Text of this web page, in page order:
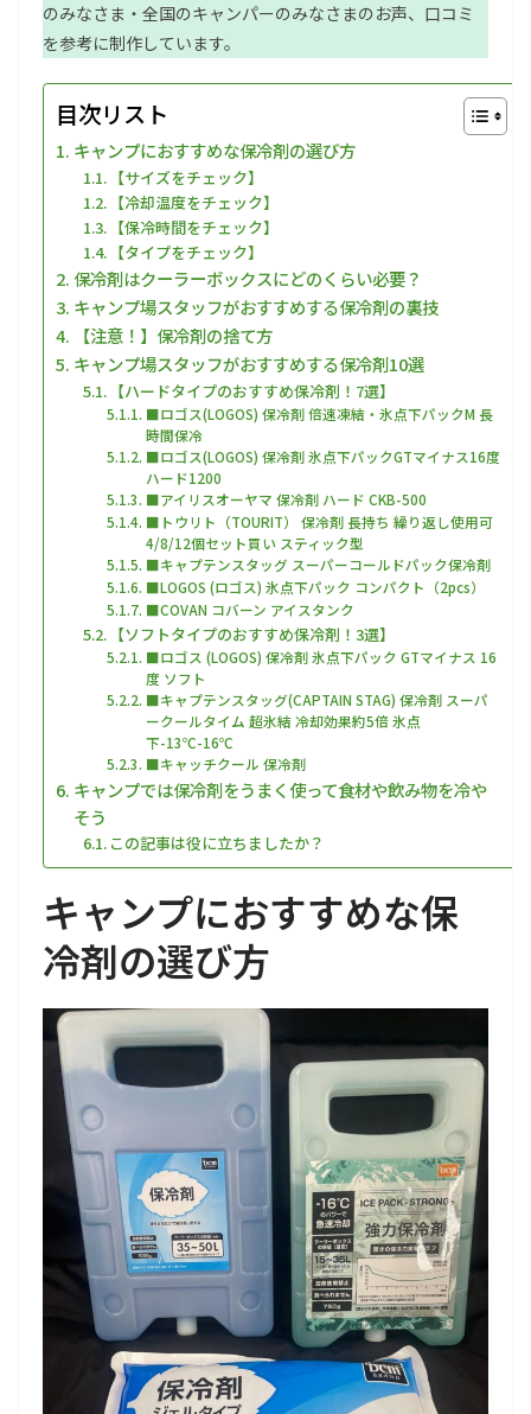
のみなさま・全国のキャンパーのみなさまのお声、口コミ
を参考に制作しています。
目次リスト
キャンプにおすすめな保冷剤の選び方
【サイズをチェック】
【冷却温度をチェック】
【保冷時間をチェック】
【タイプをチェック】
保冷剤はクーラーボックスにどのくらい必要？
キャンプ場スタッフがおすすめする保冷剤の裏技
【注意！】保冷剤の捨て方
キャンプ場スタッフがおすすめする保冷剤10選
【ハードタイプのおすすめ保冷剤！7選】
■ロゴス(LOGOS) 保冷剤 倍速凍結・氷点下パックM 長
時間保冷
■ロゴス(LOGOS) 保冷剤 氷点下パックGTマイナス16度
ハード1200
■アイリスオーヤマ 保冷剤 ハード CKB-500
■トウリト（TOURIT） 保冷剤 長持ち 繰り返し使用可
4/8/12個セット買い スティック型
■キャプテンスタッグ スーパーコールドパック保冷剤
■LOGOS (ロゴス) 氷点下パック コンパクト（2pcs）
■COVAN コバーン アイスタンク
【ソフトタイプのおすすめ保冷剤！3選】
■ロゴス (LOGOS) 保冷剤 氷点下パック GTマイナス 16
度 ソフト
■キャプテンスタッグ(CAPTAIN STAG) 保冷剤 スーパ
ークールタイム 超氷結 冷却効果約5倍 氷点
下-13℃-16℃
■キャッチクール 保冷剤
キャンプでは保冷剤をうまく使って食材や飲み物を冷や
そう
この記事は役に立ちましたか？
キャンプにおすすめな保
冷剤の選び方